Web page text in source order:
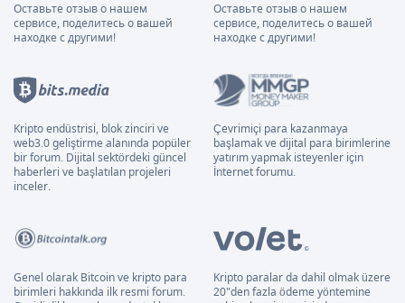
Оставьте отзыв о нашем
сервисе, поделитесь о вашей
находке с другими!
Оставьте отзыв о нашем
сервисе, поделитесь о вашей
находке с другими!
Kripto endüstrisi, blok zinciri ve
web3.0 geliştirme alanında popüler
bir forum. Dijital sektördeki güncel
haberleri ve başlatılan projeleri
inceler.
Çevrimiçi para kazanmaya
başlamak ve dijital para birimlerine
yatırım yapmak isteyenler için
İnternet forumu.
Genel olarak Bitcoin ve kripto para
birimleri hakkında ilk resmi forum.
Kripto paralar da dahil olmak üzere
20"den fazla ödeme yöntemine